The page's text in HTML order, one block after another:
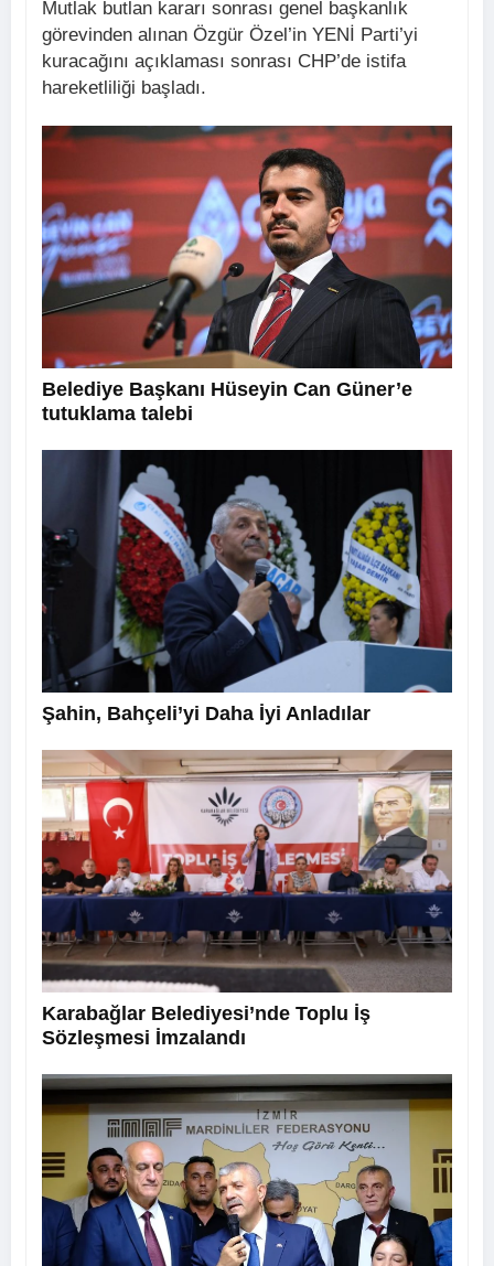
Mutlak butlan kararı sonrası genel başkanlık
görevinden alınan Özgür Özel’in YENİ Parti’yi
kuracağını açıklaması sonrası CHP’de istifa
hareketliliği başladı.
Belediye Başkanı Hüseyin Can Güner’e
tutuklama talebi
Şahin, Bahçeli’yi Daha İyi Anladılar
Karabağlar Belediyesi’nde Toplu İş
Sözleşmesi İmzalandı